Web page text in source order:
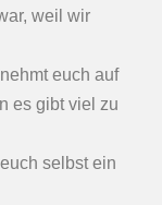
weil wir
euch auf
es gibt viel zu
selbst ein